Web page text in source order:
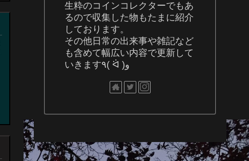
生粋のコインコレクターでもあ
るので収集した物もたまに紹介
しております。
その他日常の出来事や雑記など
も含めて幅広い内容で更新して
いきます٩( ᐛ )و